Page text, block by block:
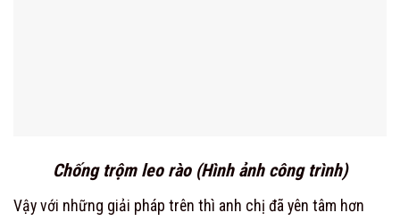
Chống trộm leo rào (Hình ảnh công trình)
Vậy với những giải pháp trên thì anh chị đã yên tâm hơn